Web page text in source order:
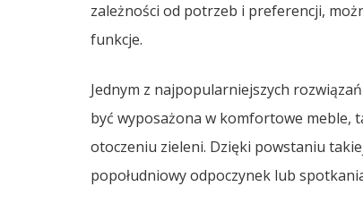
zależności od potrzeb i preferencji,
funkcje.
Jednym z najpopularniejszych
być wyposażona w komfortowe meble,
otoczeniu zieleni. Dzięki powstaniu
popołudniowy odpoczynek lub